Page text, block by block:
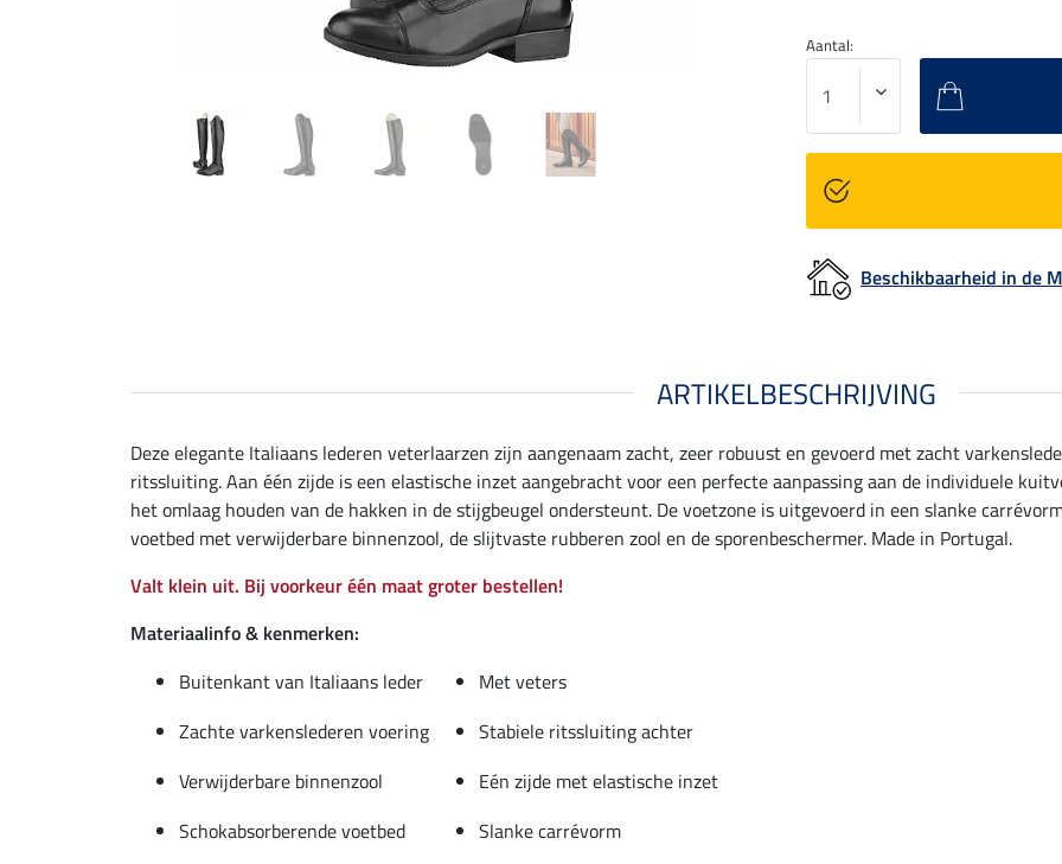
Aantal:
Beschikbaarheid in de
ARTIKELBESCHRIJVING
Deze elegante Italiaans lederen veterlaarzen zijn aangenaam zacht, zeer robuust en gevoerd met zacht
ritssluiting. Aan één zijde is een elastische inzet aangebracht voor een perfecte aanpassing aan de individuele
het omlaag houden van de hakken in de stijgbeugel ondersteunt. De voetzone is uitgevoerd in een slanke
voetbed met verwijderbare binnenzool, de slijtvaste rubberen zool en de sporenbeschermer. Made in Portugal.
Valt klein uit. Bij voorkeur één maat groter bestellen!
Materiaalinfo & kenmerken:
Buitenkant van Italiaans leder
Met veters
Zachte varkenslederen voering
Stabiele ritssluiting achter
Verwijderbare binnenzool
Eén zijde met elastische inzet
Schokabsorberende voetbed
Slanke carrévorm